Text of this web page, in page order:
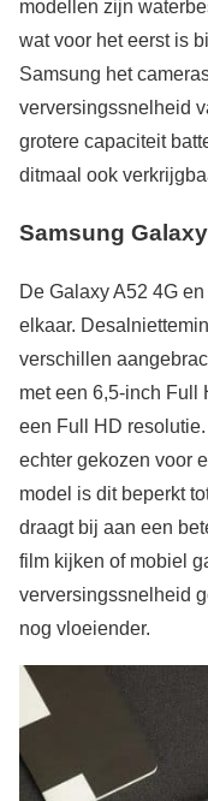
modellen zijn
wat voor het eerst is
Samsung het
verversingssnelheid
grotere capaciteit
ditmaal ook
Samsung
De Galaxy A52 4G
elkaar.
verschillen
met een 6,5-inch Full
een Full HD
echter gekozen voor
model is dit beperkt
draagt bij aan een
film kijken of mobiel
verversingssnelheid
nog vloeiender.